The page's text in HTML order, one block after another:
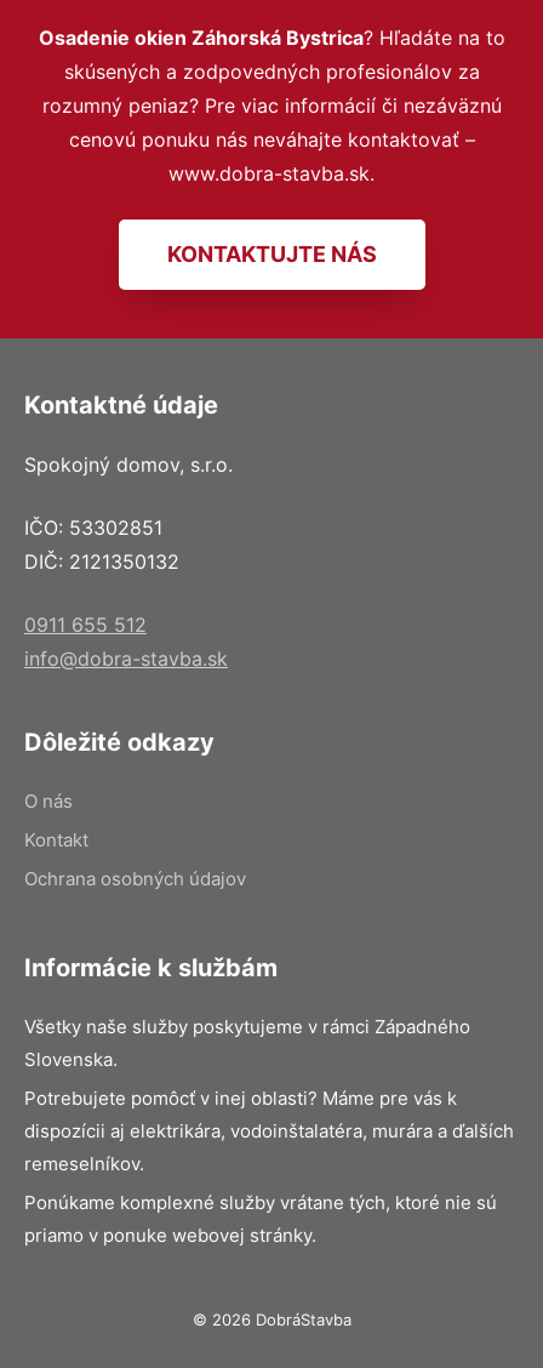
Osadenie okien Záhorská Bystrica? Hľadáte na to
skúsených a zodpovedných profesionálov za
rozumný peniaz? Pre viac informácií či nezáväznú
cenovú ponuku nás neváhajte kontaktovať –
www.dobra-stavba.sk.
KONTAKTUJTE NÁS
Kontaktné údaje
Spokojný domov, s.r.o.
IČO: 53302851
DIČ: 2121350132
0911 655 512
info@dobra-stavba.sk
Dôležité odkazy
O nás
Kontakt
Ochrana osobných údajov
Informácie k službám
Všetky naše služby poskytujeme v rámci Západného
Slovenska.
Potrebujete pomôcť v inej oblasti? Máme pre vás k
dispozícii aj elektrikára, vodoinštalatéra, murára a ďalších
remeselníkov.
Ponúkame komplexné služby vrátane tých, ktoré nie sú
priamo v ponuke webovej stránky.
© 2026 DobráStavba